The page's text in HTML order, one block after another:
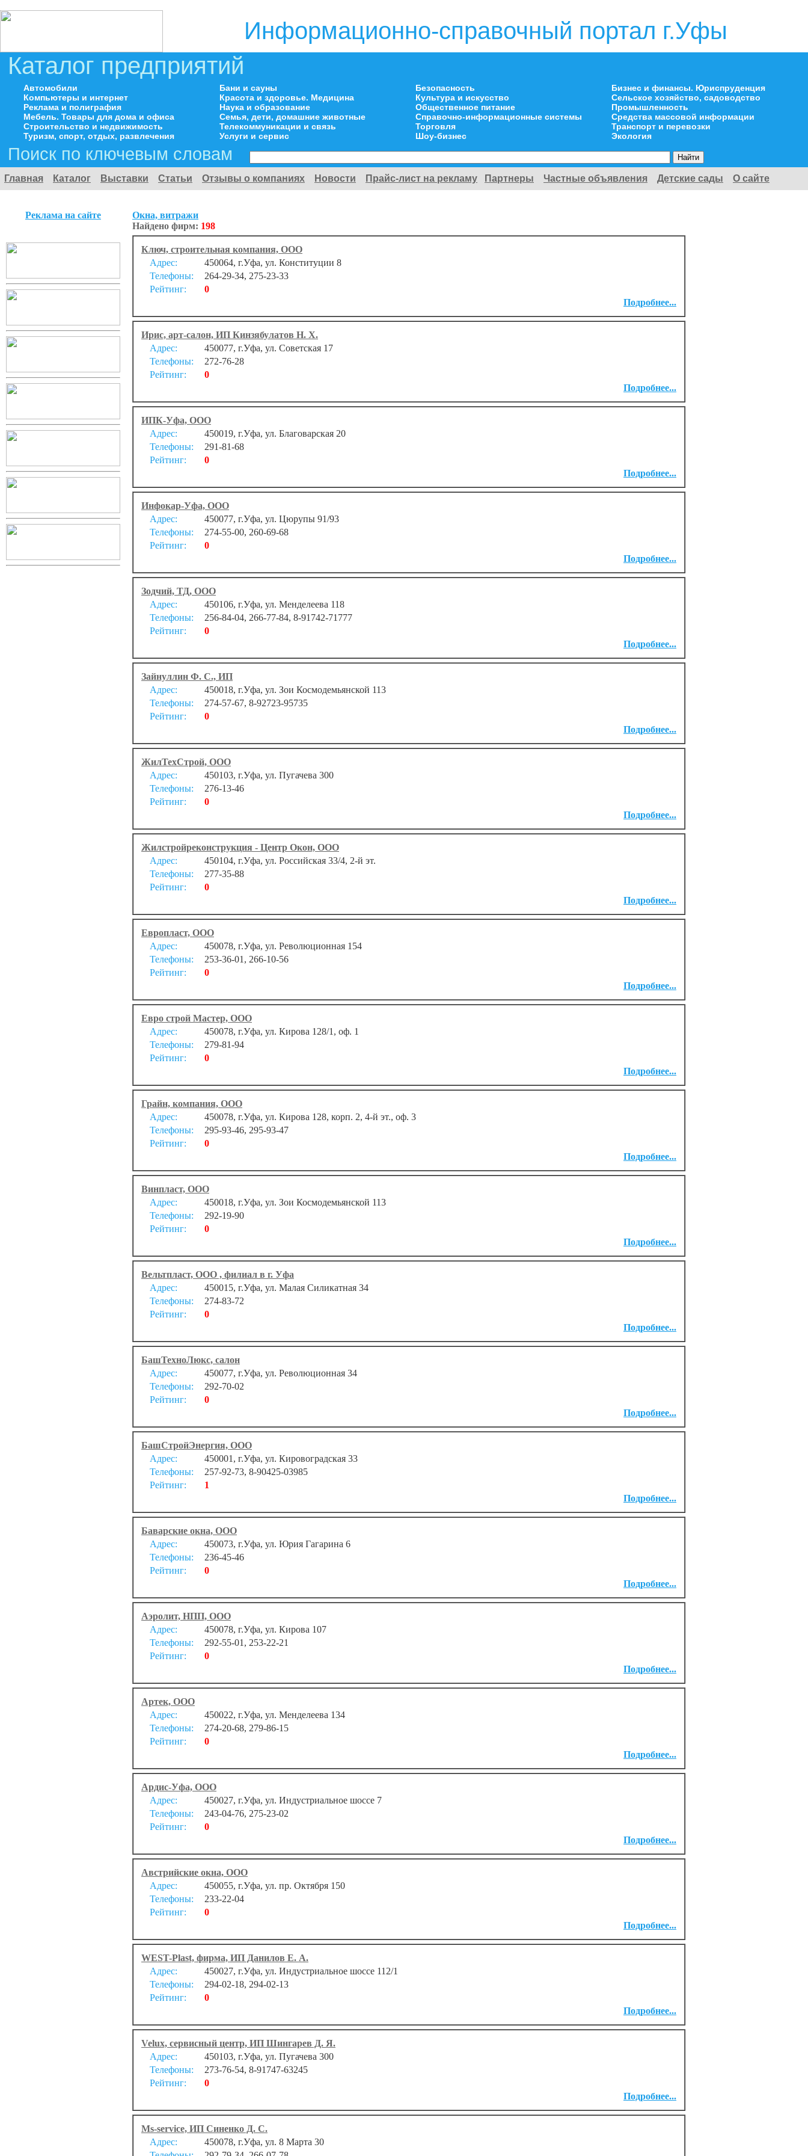
Информационно-справочный портал г.Уфы
Каталог предприятий
Автомобили
Компьютеры и интернет
Реклама и полиграфия
Мебель. Товары для дома и офиса
Строительство и недвижимость
Туризм, спорт, отдых, развлечения
Бани и сауны
Красота и здоровье. Медицина
Наука и образование
Семья, дети, домашние животные
Телекоммуникации и связь
Услуги и сервис
Безопасность
Культура и искусство
Общественное питание
Справочно-информационные системы
Торговля
Шоу-бизнес
Бизнес и финансы. Юриспруденция
Сельское хозяйство, садоводство
Промышленность
Средства массовой информации
Транспорт и перевозки
Экология
Поиск по ключевым словам
Главная Каталог Выставки Статьи Отзывы о компаниях Новости Прайс-лист на рекламу Партнеры Частные объявления Детские сады О сайте
Реклама на сайте
Окна, витражи
Найдено фирм: 198
Ключ, строительная компания, ООО
Адрес:
450064, г.Уфа, ул. Конституции 8
Телефоны:
264-29-34, 275-23-33
Рейтинг:
0
Подробнее...
Ирис, арт-салон, ИП Кинзябулатов Н. Х.
Адрес:
450077, г.Уфа, ул. Советская 17
Телефоны:
272-76-28
Рейтинг:
0
Подробнее...
ИПК-Уфа, ООО
Адрес:
450019, г.Уфа, ул. Благоварская 20
Телефоны:
291-81-68
Рейтинг:
0
Подробнее...
Инфокар-Уфа, ООО
Адрес:
450077, г.Уфа, ул. Цюрупы 91/93
Телефоны:
274-55-00, 260-69-68
Рейтинг:
0
Подробнее...
Зодчий, ТД, ООО
Адрес:
450106, г.Уфа, ул. Менделеева 118
Телефоны:
256-84-04, 266-77-84, 8-91742-71777
Рейтинг:
0
Подробнее...
Зайнуллин Ф. С., ИП
Адрес:
450018, г.Уфа, ул. Зои Космодемьянской 113
Телефоны:
274-57-67, 8-92723-95735
Рейтинг:
0
Подробнее...
ЖилТехСтрой, ООО
Адрес:
450103, г.Уфа, ул. Пугачева 300
Телефоны:
276-13-46
Рейтинг:
0
Подробнее...
Жилстройреконструкция - Центр Окон, ООО
Адрес:
450104, г.Уфа, ул. Российская 33/4, 2-й эт.
Телефоны:
277-35-88
Рейтинг:
0
Подробнее...
Европласт, ООО
Адрес:
450078, г.Уфа, ул. Революционная 154
Телефоны:
253-36-01, 266-10-56
Рейтинг:
0
Подробнее...
Евро строй Мастер, ООО
Адрес:
450078, г.Уфа, ул. Кирова 128/1, оф. 1
Телефоны:
279-81-94
Рейтинг:
0
Подробнее...
Грайн, компания, ООО
Адрес:
450078, г.Уфа, ул. Кирова 128, корп. 2, 4-й эт., оф. 3
Телефоны:
295-93-46, 295-93-47
Рейтинг:
0
Подробнее...
Винпласт, ООО
Адрес:
450018, г.Уфа, ул. Зои Космодемьянской 113
Телефоны:
292-19-90
Рейтинг:
0
Подробнее...
Вельтпласт, ООО , филиал в г. Уфа
Адрес:
450015, г.Уфа, ул. Малая Силикатная 34
Телефоны:
274-83-72
Рейтинг:
0
Подробнее...
БашТехноЛюкс, салон
Адрес:
450077, г.Уфа, ул. Революционная 34
Телефоны:
292-70-02
Рейтинг:
0
Подробнее...
БашСтройЭнергия, ООО
Адрес:
450001, г.Уфа, ул. Кировоградская 33
Телефоны:
257-92-73, 8-90425-03985
Рейтинг:
1
Подробнее...
Баварские окна, ООО
Адрес:
450073, г.Уфа, ул. Юрия Гагарина 6
Телефоны:
236-45-46
Рейтинг:
0
Подробнее...
Аэролит, НПП, ООО
Адрес:
450078, г.Уфа, ул. Кирова 107
Телефоны:
292-55-01, 253-22-21
Рейтинг:
0
Подробнее...
Артек, ООО
Адрес:
450022, г.Уфа, ул. Менделеева 134
Телефоны:
274-20-68, 279-86-15
Рейтинг:
0
Подробнее...
Ардис-Уфа, ООО
Адрес:
450027, г.Уфа, ул. Индустриальное шоссе 7
Телефоны:
243-04-76, 275-23-02
Рейтинг:
0
Подробнее...
Австрийские окна, ООО
Адрес:
450055, г.Уфа, ул. пр. Октября 150
Телефоны:
233-22-04
Рейтинг:
0
Подробнее...
WEST-Plast, фирма, ИП Данилов Е. А.
Адрес:
450027, г.Уфа, ул. Индустриальное шоссе 112/1
Телефоны:
294-02-18, 294-02-13
Рейтинг:
0
Подробнее...
Velux, сервисный центр, ИП Шингарев Д. Я.
Адрес:
450103, г.Уфа, ул. Пугачева 300
Телефоны:
273-76-54, 8-91747-63245
Рейтинг:
0
Подробнее...
Ms-service, ИП Синенко Д. С.
Адрес:
450078, г.Уфа, ул. 8 Марта 30